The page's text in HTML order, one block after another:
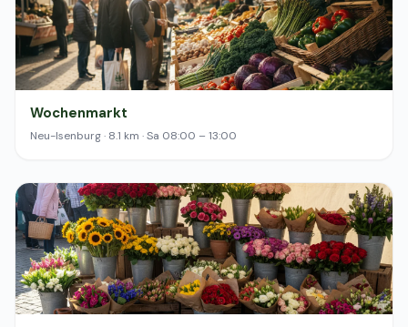
Wochenmarkt
Neu-Isenburg · 8.1 km · Sa 08:00 – 13:00